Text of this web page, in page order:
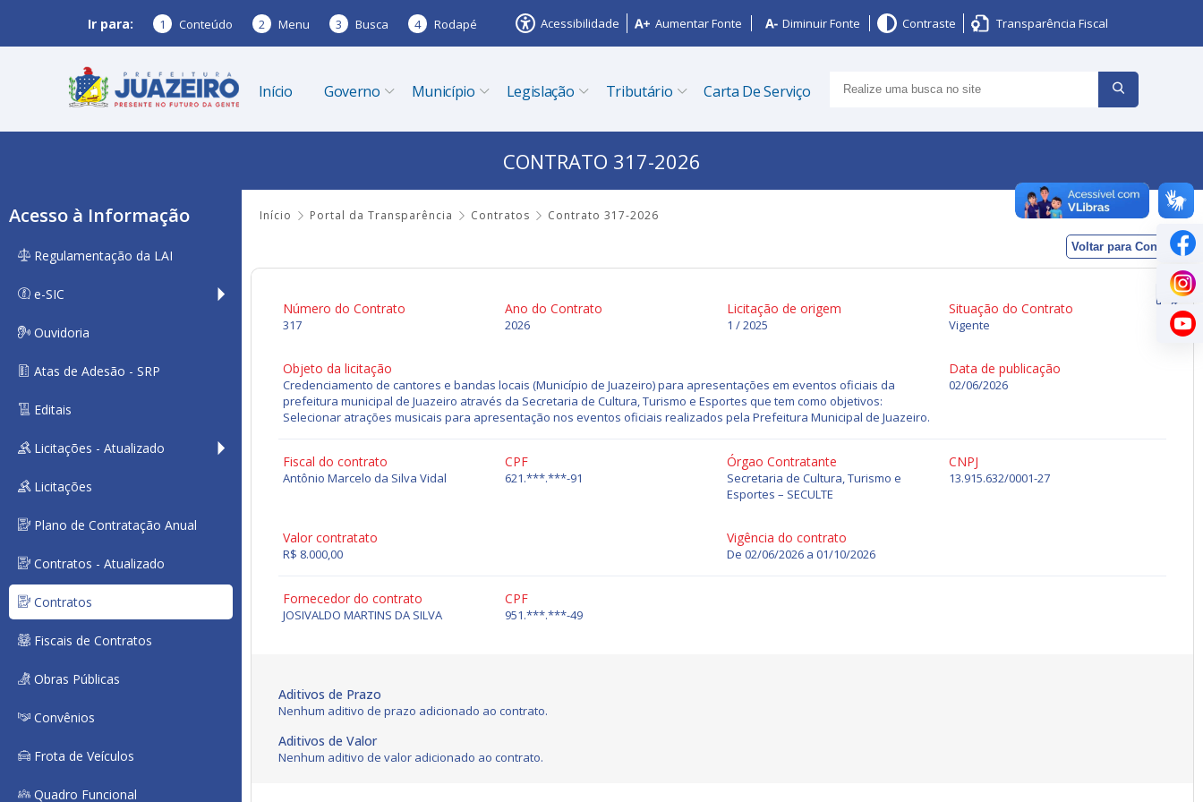
Ir para: 1 Conteúdo 2 Menu 3 Busca 4 Rodapé Acessibilidade Aumentar Fonte Diminuir Fonte Contraste Transparência Fiscal
Início Governo Município Legislação Tributário Carta De Serviço
CONTRATO 317-2026
Início Portal da Transparência Contratos Contrato 317-2026
Acesso à Informação
Regulamentação da LAI
e-SIC
Ouvidoria
Atas de Adesão - SRP
Editais
Licitações - Atualizado
Licitações
Plano de Contratação Anual
Contratos - Atualizado
Contratos
Fiscais de Contratos
Obras Públicas
Convênios
Frota de Veículos
Quadro Funcional
Voltar para Contratos
Número do Contrato
317
Ano do Contrato
2026
Licitação de origem
1 / 2025
Situação do Contrato
Vigente
Objeto da licitação
Credenciamento de cantores e bandas locais (Município de Juazeiro) para apresentações em eventos oficiais da
prefeitura municipal de Juazeiro através da Secretaria de Cultura, Turismo e Esportes que tem como objetivos:
Selecionar atrações musicais para apresentação nos eventos oficiais realizados pela Prefeitura Municipal de Juazeiro.
Data de publicação
02/06/2026
Fiscal do contrato
Antônio Marcelo da Silva Vidal
CPF
621.***.***-91
Órgao Contratante
Secretaria de Cultura, Turismo e
Esportes – SECULTE
CNPJ
13.915.632/0001-27
Valor contratato
R$ 8.000,00
Vigência do contrato
De 02/06/2026 a 01/10/2026
Fornecedor do contrato
JOSIVALDO MARTINS DA SILVA
CPF
951.***.***-49
Aditivos de Prazo
Nenhum aditivo de prazo adicionado ao contrato.
Aditivos de Valor
Nenhum aditivo de valor adicionado ao contrato.